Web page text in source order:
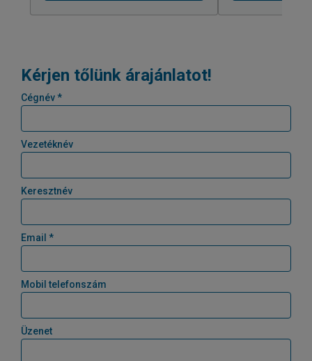
Kérjen tőlünk árajánlatot!
Cégnév *
Vezetéknév
Keresztnév
Email *
Mobil telefonszám
Üzenet